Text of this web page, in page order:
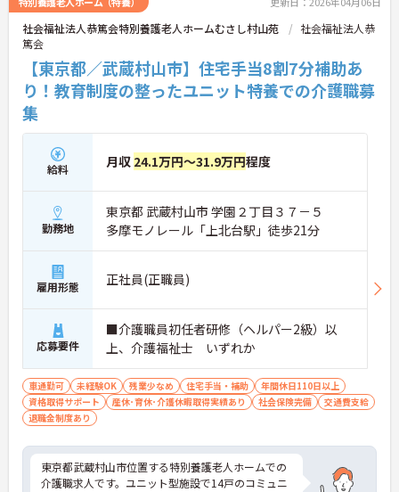
社会福祉法人恭篤会特別養護老人ホームむさし村山苑
社会福祉法人恭
篤会
【東京都／武蔵村山市】住宅手当8割7分補助あ
り！教育制度の整ったユニット特養での介護職募
集
給料 月収 24.1万円～31.9万円程度
勤務地
東京都 武蔵村山市 学園２丁目３７－５
多摩モノレール「上北台駅」徒歩21分
雇用形態 正社員(正職員)
応募要件
■介護職員初任者研修（ヘルパー2級）以
上、介護福祉士 いずれか
車通勤可 未経験OK 残業少なめ 住宅手当・補助
年間休日110日以上
資格取得サポート
産休･育休･介護休暇取得実績あり 社会保険完備
交通費支給
退職金制度あり
東京都武蔵村山市位置する特別養護老人ホームでの
介護職求人です。ユニット型施設で14戸のコミュニ